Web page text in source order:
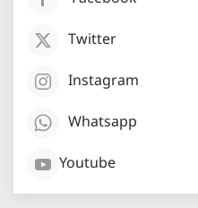
Twitter
Instagram
Whatsapp
Youtube